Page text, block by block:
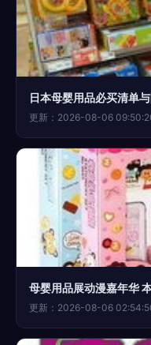
日本母婴用品必买清单
更新：2026-08-06
母婴用品展动漫嘉年华
更新：2026-08-06